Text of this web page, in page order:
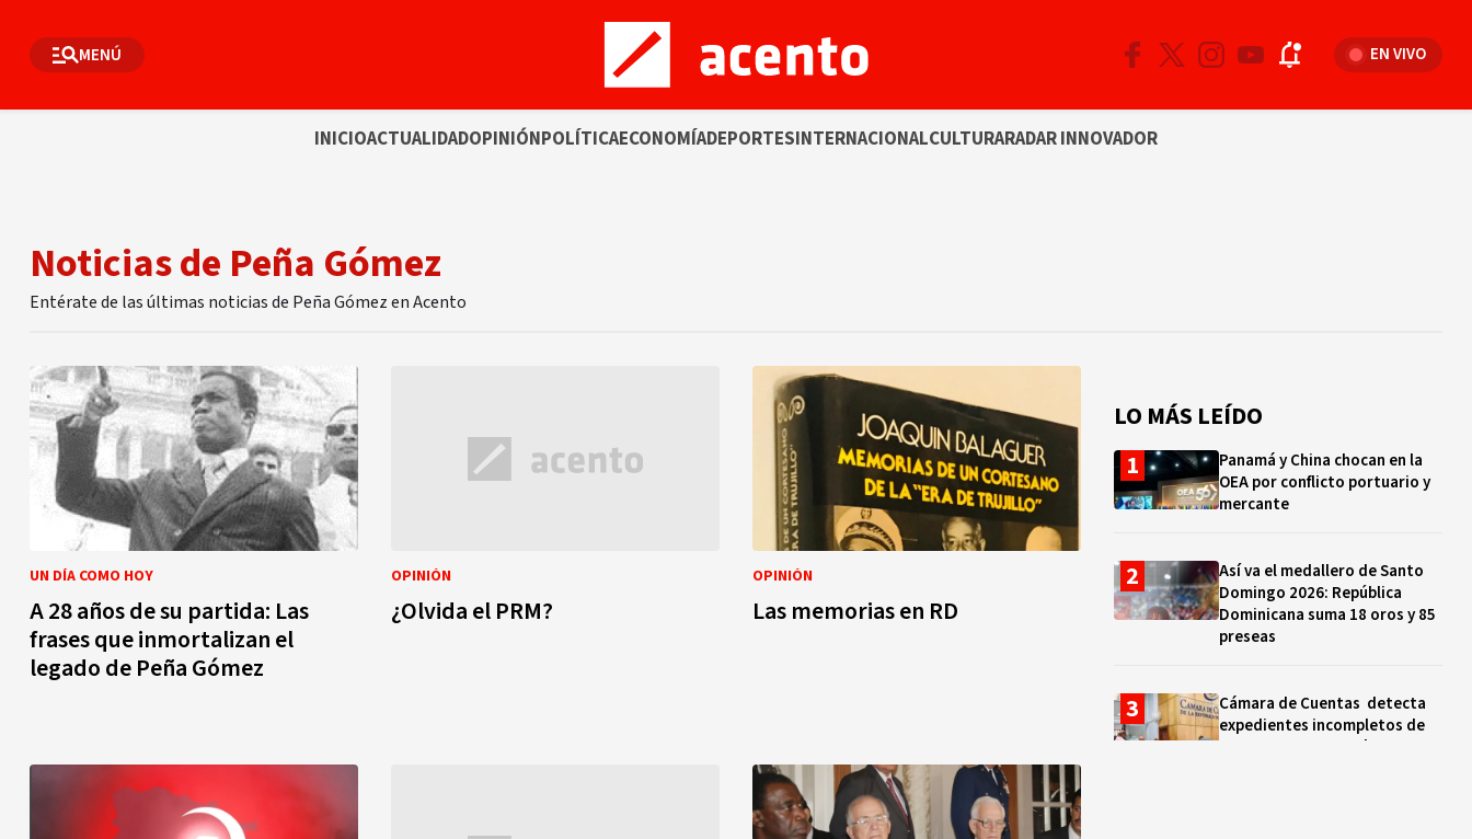
MENÚ EN VIVO
INICIOACTUALIDADOPINIÓNPOLÍTICAECONOMÍADEPORTESINTERNACIONALCULTURARADAR INNOVADOR
Noticias de Peña Gómez
Entérate de las últimas noticias de Peña Gómez en Acento
UN DÍA COMO HOY
A 28 años de su partida: Las
frases que inmortalizan el
legado de Peña Gómez
OPINIÓN
¿Olvida el PRM?
OPINIÓN
Las memorias en RD
LO MÁS LEÍDO
Panamá y China chocan en la
OEA por conflicto portuario y
mercante
Así va el medallero de Santo
Domingo 2026: República
Dominicana suma 18 oros y 85
preseas
Cámara de Cuentas detecta
expedientes incompletos de
operaciones por RD$16,600